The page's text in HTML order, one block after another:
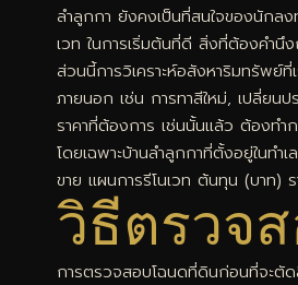
ลำลูกกา ยังคงเป็นที่สนใจของนักลง
เวท ในการเริ่มต้นที่ดี สิ่งที่ต้องคำนึ
ส่วนนี้การวิเคราะห์อสังหาริมทรัพย์ที่
ภายนอก เช่น การทาสีใหม่, เปลี่ยน
ราคาที่ต้องการ เช่นนั้นแล้ว ต้องทำ
โดยเฉพาะบ้านลำลูกกาที่ตั้งอยู่ในท
ขาย แผนการรีโนเวท ต้นทุน (บาท)
วิธีตรวจ
การตรวจสอบโฉนดที่ดินก่อนที่จะตัด